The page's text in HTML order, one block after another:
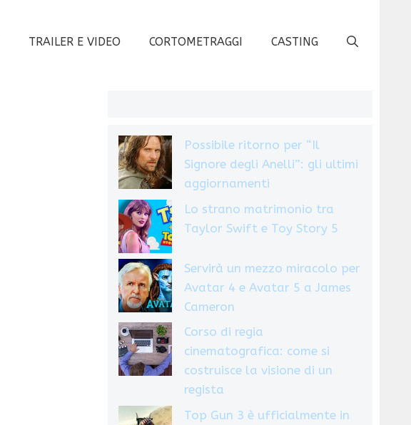
TRAILER E VIDEO CORTOMETRAGGI CASTING
Possibile ritorno per “Il
Signore degli Anelli”: gli ultimi
aggiornamenti
Lo strano matrimonio tra
Taylor Swift e Toy Story 5
Servirà un mezzo miracolo per
Avatar 4 e Avatar 5 a James
Cameron
Corso di regia
cinematografica: come si
costruisce la visione di un
regista
Top Gun 3 è ufficialmente in